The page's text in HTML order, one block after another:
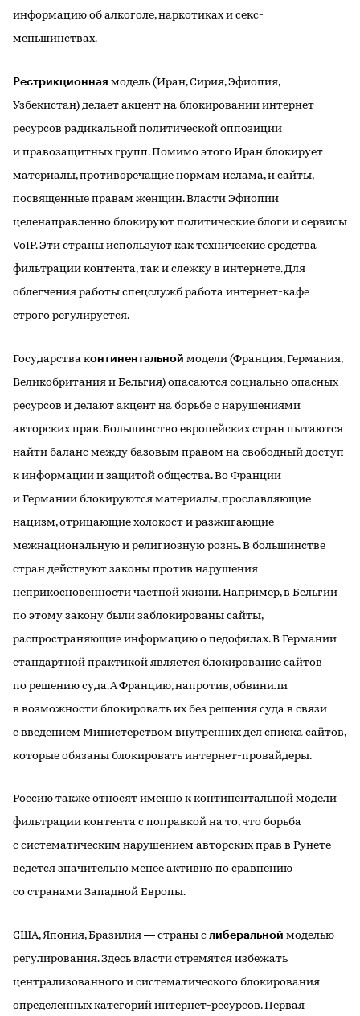
информацию об алкоголе, наркотиках и секс-
меньшинствах.
Рестрикционная модель (Иран, Сирия, Эфиопия,
Узбекистан) делает акцент на блокировании интернет-
ресурсов радикальной политической оппозиции
и правозащитных групп. Помимо этого Иран блокирует
материалы, противоречащие нормам ислама, и сайты,
посвященные правам женщин. Власти Эфиопии
целенаправленно блокируют политические блоги и сервисы
VoIP. Эти страны используют как технические средства
фильтрации контента, так и слежку в интернете. Для
облегчения работы спецслужб работа интернет-кафе
строго регулируется.
Государства континентальной модели (Франция, Германия,
Великобритания и Бельгия) опасаются социально опасных
ресурсов и делают акцент на борьбе с нарушениями
авторских прав. Большинство европейских стран пытаются
найти баланс между базовым правом на свободный доступ
к информации и защитой общества. Во Франции
и Германии блокируются материалы, прославляющие
нацизм, отрицающие холокост и разжигающие
межнациональную и религиозную рознь. В большинстве
стран действуют законы против нарушения
неприкосновенности частной жизни. Например, в Бельгии
по этому закону были заблокированы сайты,
распространяющие информацию о педофилах. В Германии
стандартной практикой является блокирование сайтов
по решению суда. А Францию, напротив, обвинили
в возможности блокировать их без решения суда в связи
с введением Министерством внутренних дел списка сайтов,
которые обязаны блокировать интернет-провайдеры.
Россию также относят именно к континентальной модели
фильтрации контента с поправкой на то, что борьба
с систематическим нарушением авторских прав в Рунете
ведется значительно менее активно по сравнению
со странами Западной Европы.
США, Япония, Бразилия — страны с либеральной моделью
регулирования. Здесь власти стремятся избежать
централизованного и систематического блокирования
определенных категорий интернет-ресурсов. Первая